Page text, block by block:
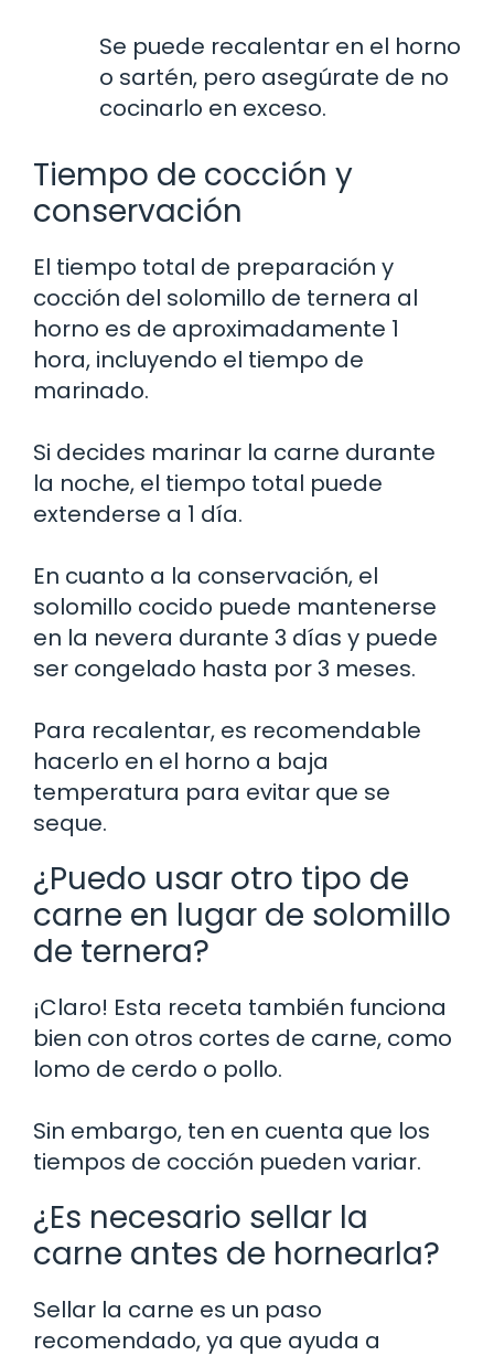
Se puede recalentar en el horno
o sartén, pero asegúrate de no
cocinarlo en exceso.
Tiempo de cocción y
conservación
El tiempo total de preparación y
cocción del solomillo de ternera al
horno es de aproximadamente 1
hora, incluyendo el tiempo de
marinado.
Si decides marinar la carne durante
la noche, el tiempo total puede
extenderse a 1 día.
En cuanto a la conservación, el
solomillo cocido puede mantenerse
en la nevera durante 3 días y puede
ser congelado hasta por 3 meses.
Para recalentar, es recomendable
hacerlo en el horno a baja
temperatura para evitar que se
seque.
¿Puedo usar otro tipo de
carne en lugar de solomillo
de ternera?
¡Claro! Esta receta también funciona
bien con otros cortes de carne, como
lomo de cerdo o pollo.
Sin embargo, ten en cuenta que los
tiempos de cocción pueden variar.
¿Es necesario sellar la
carne antes de hornearla?
Sellar la carne es un paso
recomendado, ya que ayuda a